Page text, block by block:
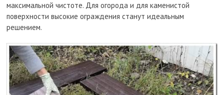
максимальной чистоте. Для огорода и для каменистой
поверхности высокие ограждения станут идеальным
решением.